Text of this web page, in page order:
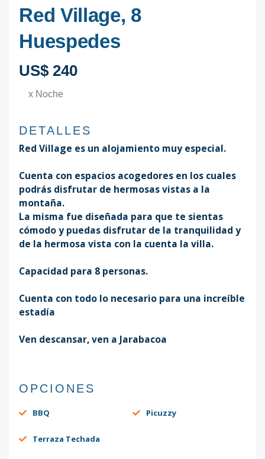
Red Village, 8
Huespedes
US$ 240
x Noche
DETALLES
Red Village es un alojamiento muy especial.
Cuenta con espacios acogedores en los cuales
podrás disfrutar de hermosas vistas a la
montaña.
La misma fue diseñada para que te sientas
cómodo y puedas disfrutar de la tranquilidad y
de la hermosa vista con la cuenta la villa.
Capacidad para 8 personas.
Cuenta con todo lo necesario para una increíble
estadía
Ven descansar, ven a Jarabacoa
OPCIONES
BBQ Picuzzy
Terraza Techada